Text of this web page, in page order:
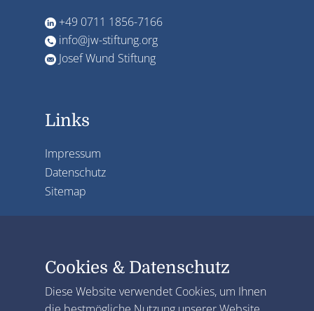
+49 0711 1856-7166
info@jw-stiftung.org
Josef Wund Stiftung
Links
Impressum
Datenschutz
Sitemap
Cookies & Datenschutz
Diese Website verwendet Cookies, um Ihnen